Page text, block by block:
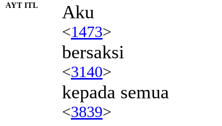
AYT ITL Aku
<1473>
bersaksi
<3140>
kepada semua
<3839>